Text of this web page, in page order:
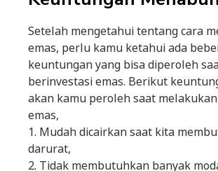
Setelah mengetahui tentang cara
emas, perlu kamu ketahui ada
keuntungan yang bisa diperoleh
berinvestasi emas. Berikut
akan kamu peroleh saat
emas,
1. Mudah dicairkan saat kita
darurat,
2. Tidak membutuhkan banyak